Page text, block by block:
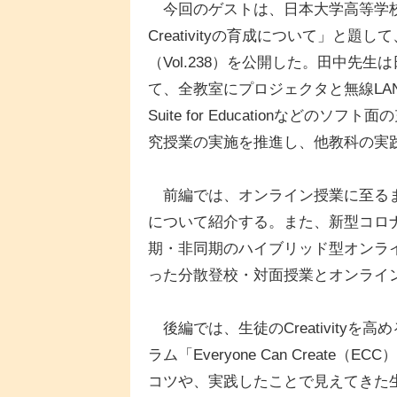
今回のゲストは、日本大学高等学
Creativityの育成について」と題し
（Vol.238）を公開した。田中先生
て、全教室にプロジェクタと無線
Suite for Educationなどのソフト面
究授業の実施を推進し、他教科の
前編では、オンライン授業に至る
について紹介する。また、新型コ
期・非同期のハイブリッド型オンラ
った分散登校・対面授業とオンラ
後編では、生徒のCreativityを高め
ラム「Everyone Can Create（ECC
コツや、実践したことで見えてき